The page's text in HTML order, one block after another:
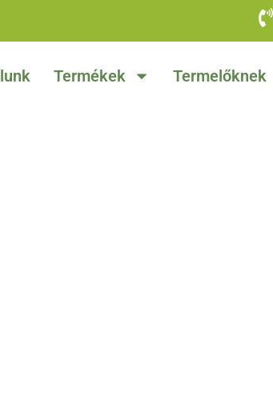
Termékek Termelőknek